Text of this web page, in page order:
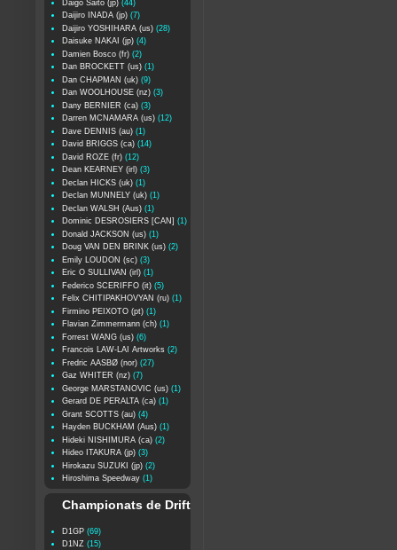
Daigo Saito (jp) (44)
Daijiro INADA (jp) (7)
Daijiro YOSHIHARA (us) (28)
Daisuke NAKAI (jp) (4)
Damien Bosco (fr) (2)
Dan BROCKETT (us) (1)
Dan CHAPMAN (uk) (9)
Dan WOOLHOUSE (nz) (3)
Dany BERNIER (ca) (3)
Darren MCNAMARA (us) (12)
Dave DENNIS (au) (1)
David BRIGGS (ca) (14)
David ROZE (fr) (12)
Dean KEARNEY (irl) (3)
Declan HICKS (uk) (1)
Declan MUNNELY (uk) (1)
Declan WALSH (Aus) (1)
Dominic DESROSIERS [CAN] (1)
Donald JACKSON (us) (1)
Doug VAN DEN BRINK (us) (2)
Emily LOUDON (sc) (3)
Eric O SULLIVAN (irl) (1)
Federico SCERIFFO (it) (5)
Felix CHITIPAKHOVYAN (ru) (1)
Firmino PEIXOTO (pt) (1)
Flavian Zimmermann (ch) (1)
Forrest WANG (us) (6)
Francois LAW-LAI Artworks (2)
Fredric AASBØ (nor) (27)
Gaz WHITER (nz) (7)
George MARSTANOVIC (us) (1)
Gerard DE PERALTA (ca) (1)
Grant SCOTTS (au) (4)
Hayden BUCKHAM (Aus) (1)
Hideki NISHIMURA (ca) (2)
Hideo ITAKURA (jp) (3)
Hirokazu SUZUKI (jp) (2)
Hiroshima Speedway (1)
Championats de Drift
D1GP (69)
D1NZ (15)